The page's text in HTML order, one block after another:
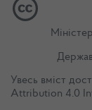
Увесь вміст
Attribution 4.0